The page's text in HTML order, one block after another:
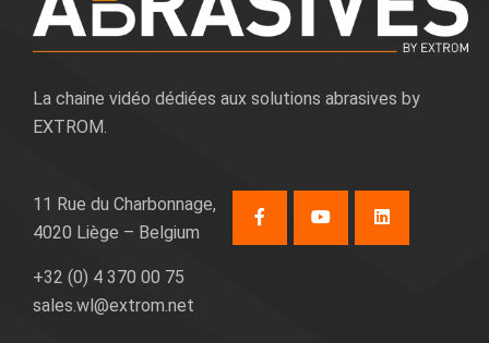
La chaine vidéo dédiées aux solutions abrasives by
EXTROM.
11 Rue du Charbonnage,
4020 Liège – Belgium
+32 (0) 4 370 00 75
sales.wl@extrom.net